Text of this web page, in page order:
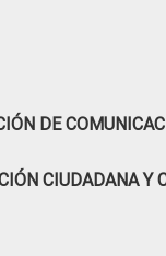
DE
CIUDADANA Y